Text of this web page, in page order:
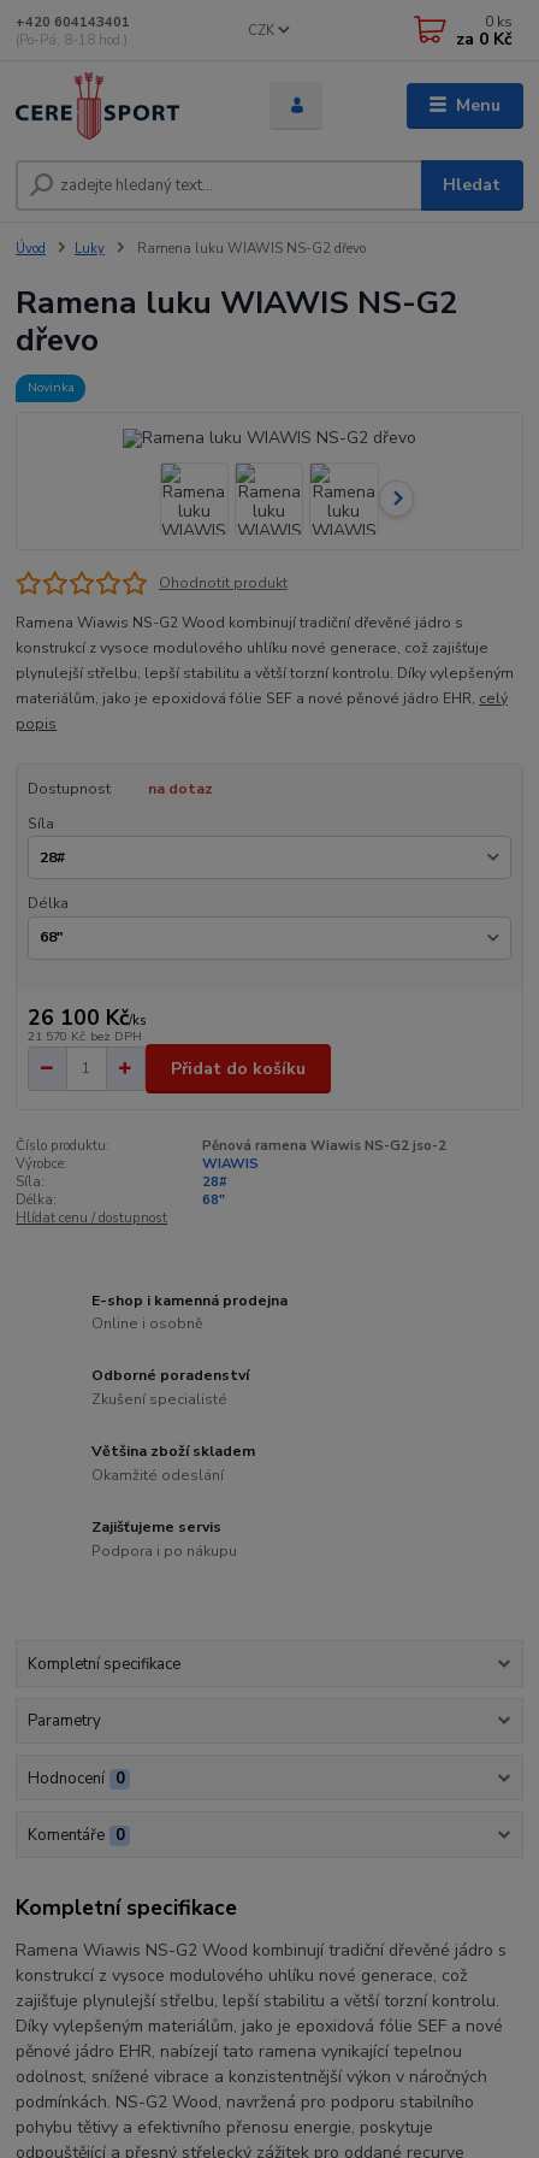
Menu
CZK
Hledat
+420 604143401
(Po-Pá, 8-18 hod.)
0 ks
za 0 Kč
Úvod Luky Ramena luku WIAWIS NS-G2 dřevo
Ramena luku WIAWIS NS-G2
dřevo
Novinka
Ohodnotit produkt
Ramena Wiawis NS-G2 Wood kombinují tradiční dřevěné jádro s
konstrukcí z vysoce modulového uhlíku nové generace, což zajišťuje
plynulejší střelbu, lepší stabilitu a větší torzní kontrolu. Díky vylepšeným
materiálům, jako je epoxidová fólie SEF a nové pěnové jádro EHR, celý
popis
Dostupnost
na dotaz
Síla
Délka
26 100 Kč/ks
21 570 Kč bez DPH
Přidat do košíku
Číslo produktu:
Pěnová ramena Wiawis NS-G2 jso-2
Výrobce:
WIAWIS
Síla:
28#
Délka:
68"
Hlídat cenu / dostupnost
E-shop i kamenná prodejna
Online i osobně
Odborné poradenství
Zkušení specialisté
Většina zboží skladem
Okamžité odeslání
Zajišťujeme servis
Podpora i po nákupu
Kompletní specifikace
Parametry
Hodnocení 0
Komentáře 0
Kompletní specifikace
Ramena Wiawis NS-G2 Wood kombinují tradiční dřevěné jádro s
konstrukcí z vysoce modulového uhlíku nové generace, což
zajišťuje plynulejší střelbu, lepší stabilitu a větší torzní kontrolu.
Díky vylepšeným materiálům, jako je epoxidová fólie SEF a nové
pěnové jádro EHR, nabízejí tato ramena vynikající tepelnou
odolnost, snížené vibrace a konzistentnější výkon v náročných
podmínkách. NS-G2 Wood, navržená pro podporu stabilního
pohybu tětivy a efektivního přenosu energie, poskytuje
odpouštějící a přesný střelecký zážitek pro oddané recurve